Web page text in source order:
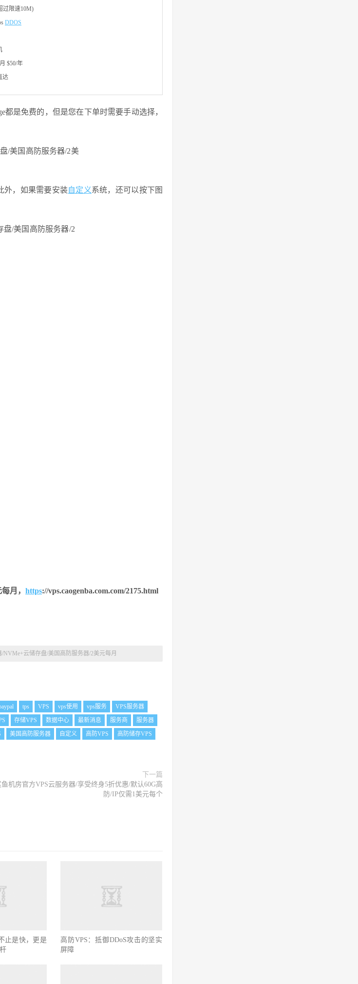
过限速10M)
DDOS
$50/年
达
都是免费的，但是您在下单时需要手动选择，
外，如果需要安装自定义系统，还可以按下图
月， https://vps.caogenba.com.com/2175.html
NVMe+云储存盘/美国高防服务器/2美元每月
tps VPS vps使用 vps服务
VPS服务器
存储VPS 数据中心 最新消息 服务商
服务器
美国高防服务器 自定义 高防VPS
高防储存VPS
下一篇
鱼机房官方VPS云服务器/享受终身5折优惠/默认60G高
防/IP仅需1美元每个
止是快，更是
高防VPS：抵御DDoS攻击的坚实
屏障